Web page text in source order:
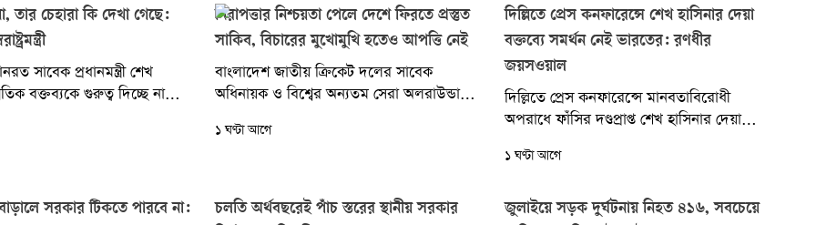
তার চেহারা কি দেখা গেছে:
সাবেক প্রধানমন্ত্রী শেখ
বক্তব্যকে গুরুত্ব দিচ্ছে না
নিরাপত্তার নিশ্চয়তা পেলে দেশে ফিরতে প্রস্তুত
সাকিব, বিচারের মুখোমুখি হতেও আপত্তি নেই
বাংলাদেশ জাতীয় ক্রিকেট দলের সাবেক
অধিনায়ক ও বিশ্বের অন্যতম সেরা অলরাউন্ডার
ব্যক্তিগত নিরাপত্তার...
১ ঘণ্টা আগে
দিল্লিতে প্রেস কনফারেন্সে শেখ হাসিনার দেয়া
বক্তব্যে সমর্থন নেই ভারতের: রণধীর
জয়সওয়াল
দিল্লিতে প্রেস কনফারেন্সে মানবতাবিরোধী
অপরাধে ফাঁসির দণ্ডপ্রাপ্ত শেখ হাসিনার দেয়া
ভারতের পররাষ্ট্র মন্ত্রণালয়ের মুখপাত্র...
১ ঘণ্টা আগে
সরকার টিকতে পারবে না:
চলতি অর্থবছরেই পাঁচ স্তরের স্থানীয় সরকার
জুলাইয়ে সড়ক দুর্ঘটনায় নিহত ৪১৬, সবচেয়ে